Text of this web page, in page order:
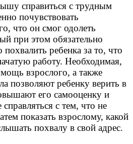
справиться с трудным
почувствовать
что он смог одолеть
при этом обязательно
ребенка за то, что
работу. Необходимая,
взрослого, а также
позволяют ребенку верить в
его самооценку и
с тем, что не
показать взрослому, какой
похвалу в свой адрес.